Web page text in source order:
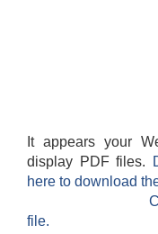
It appears your
display PDF files.
here to download
file.